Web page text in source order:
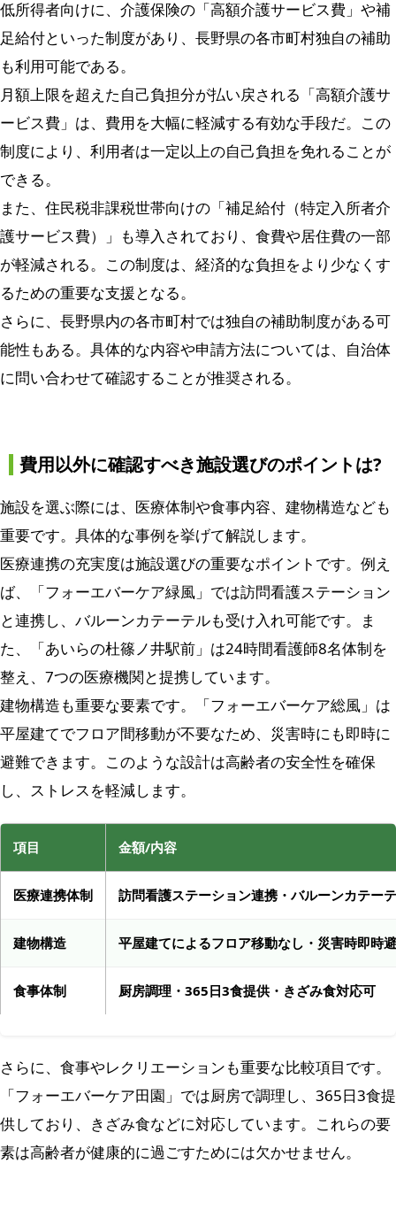
低所得者向けに、介護保険の「高額介護サービス費」や補
足給付といった制度があり、長野県の各市町村独自の補助
も利用可能である。
月額上限を超えた自己負担分が払い戻される「高額介護サ
ービス費」は、費用を大幅に軽減する有効な手段だ。この
制度により、利用者は一定以上の自己負担を免れることが
できる。
また、住民税非課税世帯向けの「補足給付（特定入所者介
護サービス費）」も導入されており、食費や居住費の一部
が軽減される。この制度は、経済的な負担をより少なくす
るための重要な支援となる。
さらに、長野県内の各市町村では独自の補助制度がある可
能性もある。具体的な内容や申請方法については、自治体
に問い合わせて確認することが推奨される。
費用以外に確認すべき施設選びのポイントは?
施設を選ぶ際には、医療体制や食事内容、建物構造なども
重要です。具体的な事例を挙げて解説します。
医療連携の充実度は施設選びの重要なポイントです。例え
ば、「フォーエバーケア緑風」では訪問看護ステーション
と連携し、バルーンカテーテルも受け入れ可能です。ま
た、「あいらの杜篠ノ井駅前」は24時間看護師8名体制を
整え、7つの医療機関と提携しています。
建物構造も重要な要素です。「フォーエバーケア総風」は
平屋建てでフロア間移動が不要なため、災害時にも即時に
避難できます。このような設計は高齢者の安全性を確保
し、ストレスを軽減します。
項目 金額/内容
医療連携体制 訪問看護ステーション連携・バルーンカテー
建物構造 平屋建てによるフロア移動なし・災害時即時
食事体制 厨房調理・365日3食提供・きざみ食対応可
さらに、食事やレクリエーションも重要な比較項目です。
「フォーエバーケア田園」では厨房で調理し、365日3食提
供しており、きざみ食などに対応しています。これらの要
素は高齢者が健康的に過ごすためには欠かせません。